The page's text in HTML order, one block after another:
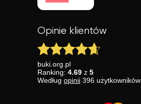
Opinie klientów
buki.org.pl
Ranking: 4.69 z 5
Według opinii 396 użytkowników